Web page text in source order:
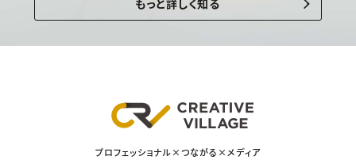
プロフェッショナル×つながる×メディア